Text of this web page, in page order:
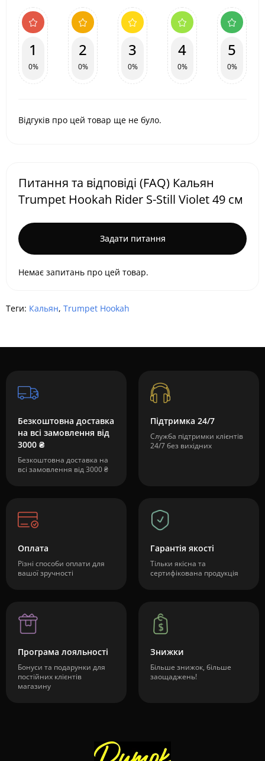
1
0%
2
0%
3
0%
4
0%
5
0%
Відгуків про цей товар ще не було.
Питання та відповіді (FAQ) Кальян
Trumpet Hookah Rider S-Still Violet 49 см
Задати питання
Немає запитань про цей товар.
Теги: Кальян, Trumpet Hookah
Безкоштовна доставка
на всі замовлення від
3000 ₴
Безкоштовна доставка на
всі замовлення від 3000 ₴
Підтримка 24/7
Служба підтримки клієнтів
24/7 без вихідних
Оплата
Різні способи оплати для
вашої зручності
Гарантія якості
Тільки якісна та
сертифікована продукція
Програма лояльності
Бонуси та подарунки для
постійних клієнтів
магазину
Знижки
Більше знижок, більше
заощаджень!